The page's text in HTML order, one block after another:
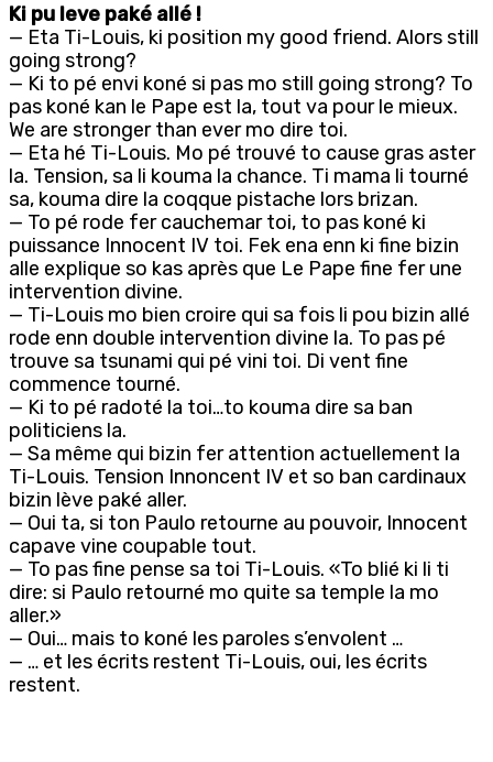
Ki pu leve paké allé !
— Eta Ti-Louis, ki position my good friend. Alors still
going strong?
— Ki to pé envi koné si pas mo still going strong? To
pas koné kan le Pape est la, tout va pour le mieux.
We are stronger than ever mo dire toi.
— Eta hé Ti-Louis. Mo pé trouvé to cause gras aster
la. Tension, sa li kouma la chance. Ti mama li tourné
sa, kouma dire la coqque pistache lors brizan.
— To pé rode fer cauchemar toi, to pas koné ki
puissance Innocent IV toi. Fek ena enn ki fine bizin
alle explique so kas après que Le Pape fine fer une
intervention divine.
— Ti-Louis mo bien croire qui sa fois li pou bizin allé
rode enn double intervention divine la. To pas pé
trouve sa tsunami qui pé vini toi. Di vent fine
commence tourné.
— Ki to pé radoté la toi…to kouma dire sa ban
politiciens la.
— Sa même qui bizin fer attention actuellement la
Ti-Louis. Tension Innoncent IV et so ban cardinaux
bizin lève paké aller.
— Oui ta, si ton Paulo retourne au pouvoir, Innocent
capave vine coupable tout.
— To pas fine pense sa toi Ti-Louis. «To blié ki li ti
dire: si Paulo retourné mo quite sa temple la mo
aller.»
— Oui… mais to koné les paroles s’envolent …
— … et les écrits restent Ti-Louis, oui, les écrits
restent.